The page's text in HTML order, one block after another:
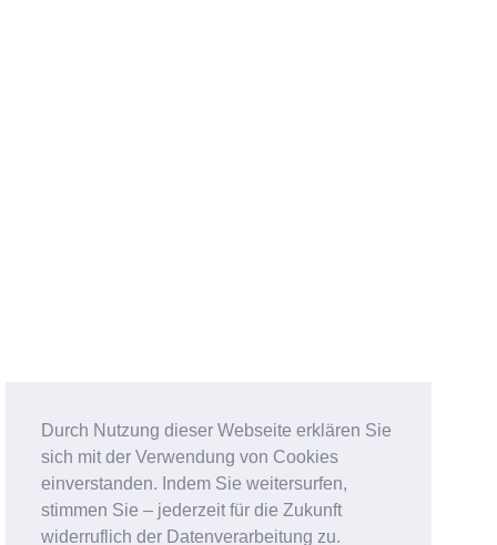
Durch Nutzung dieser Webseite erklären Sie
sich mit der Verwendung von Cookies
einverstanden. Indem Sie weitersurfen,
stimmen Sie – jederzeit für die Zukunft
widerruflich der Datenverarbeitung zu.